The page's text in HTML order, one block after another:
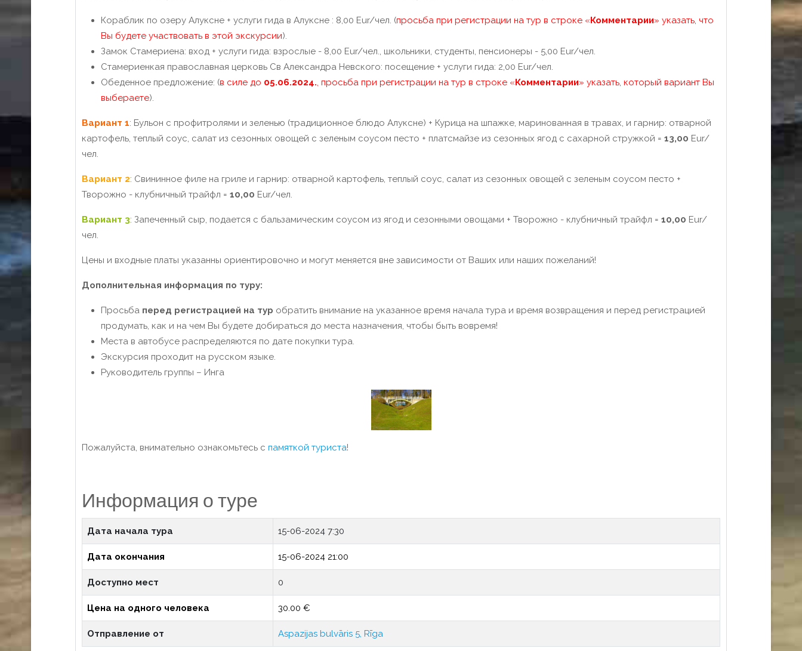
Кораблик по озеру Алуксне + услуги гида в Алуксне : 8,00 Eur/чел. (просьба при регистрации на тур в строке «Комментарии» указать, что
Вы будете участвовать в этой экскурсии).
Замок Стамериена: вход + услуги гида: взрослые - 8,00 Eur/чел., школьники, студенты, пенсионеры - 5,00 Eur/чел.
Стамериенкая православная церковь Св Александра Невского: посещение + услуги гида: 2,00 Eur/чел.
Обеденное предложение: (в силе до 05.06.2024., просьба при регистрации на тур в строке «Комментарии» указать, который вариант Вы
выбераете).
Вариант 1: Бульон с профитролями и зеленью (традиционное блюдо Алуксне) + Курица на шпажке, маринованная в травах, и гарнир: отварной
картофель, теплый соус, салат из сезонных овощей с зеленым соусом песто + платсмайзе из сезонных ягод с сахарной стружкой = 13,00 Eur/
чел.
Вариант 2: Свининное филе на гриле и гарнир: отварной картофель, теплый соус, салат из сезонных овощей с зеленым соусом песто +
Творожно - клубничный трайфл = 10,00 Eur/чел.
Вариант 3: Запеченный сыр, подается с бальзамическим соусом из ягод и сезонными овощами + Творожно - клубничный трайфл = 10,00 Eur/
чел.
Цены и входные платы указанны ориентировочно и могут меняется вне зависимости от Ваших или наших пожеланий!
Дополнительная информация по туру:
Просьба перед регистрацией на тур обратить внимание на указанное время начала тура и время возвращения и перед регистрацией
продумать, как и на чем Вы будете добираться до места назначения, чтобы быть вовремя!
Места в автобусе распределяются по дате покупки тура.
Экскурсия проходит на русском языке.
Руководитель группы – Инга
Пожалуйста, внимательно ознакомьтесь с памяткой туриста!
Информация о туре
Дата начала тура 15-06-2024 7:30
Дата окончания 15-06-2024 21:00
Доступно мест 0
Цена на одного человека 30.00 €
Отправление от Aspazijas bulvāris 5, Rīga